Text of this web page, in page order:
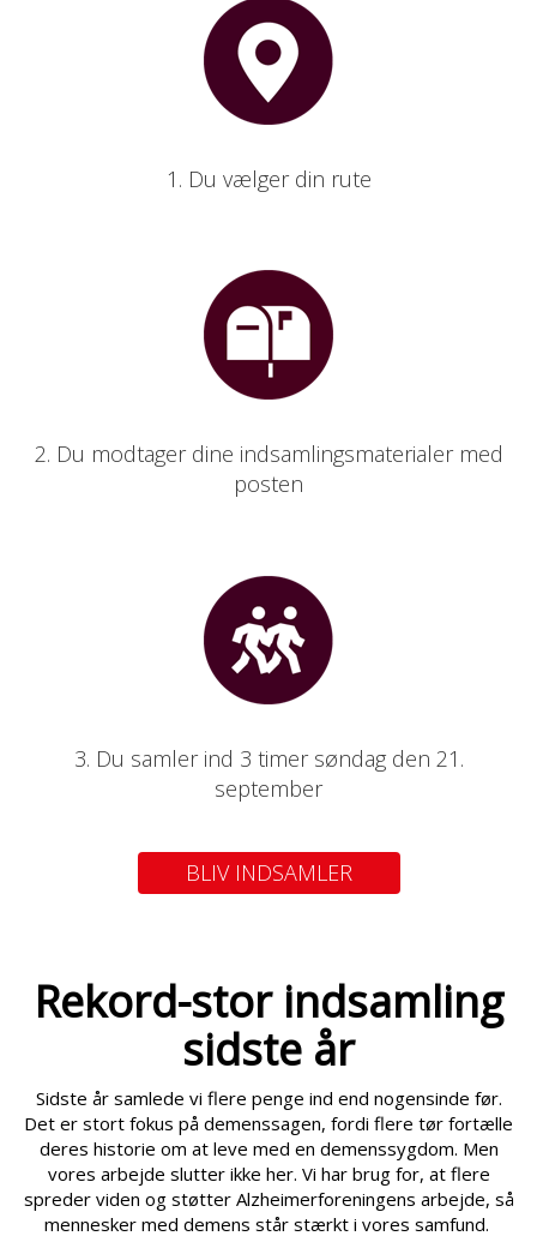
1. Du vælger din rute
2. Du modtager dine indsamlingsmaterialer med
posten
3. Du samler ind 3 timer søndag den 21.
september
BLIV INDSAMLER
Rekord-stor indsamling
sidste år
Sidste år samlede vi flere penge ind end nogensinde før.
Det er stort fokus på demenssagen, fordi flere tør fortælle
deres historie om at leve med en demenssygdom. Men
vores arbejde slutter ikke her. Vi har brug for, at flere
spreder viden og støtter Alzheimerforeningens arbejde, så
mennesker med demens står stærkt i vores samfund.